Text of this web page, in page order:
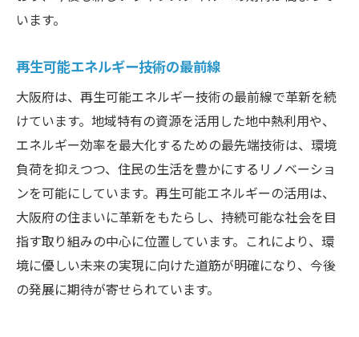
います。
再生可能エネルギー技術の最前線
大阪府は、再生可能エネルギー技術の最前線で革新を続
けています。地域特有の資源を活用した地中熱利用や、
エネルギー効率を最大化するための最先端技術は、環境
負荷を抑えつつ、住民の生活を豊かにするリノベーショ
ンを可能にしています。再生可能エネルギーの活用は、
大阪府の住まいに革新をもたらし、持続可能な社会を目
指す取り組みの中心に位置しています。これにより、環
境に優しい未来の実現に向けた道筋が明確になり、今後
の発展に期待が寄せられています。